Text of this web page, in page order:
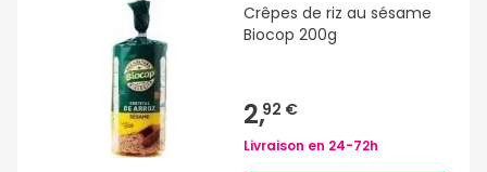
Crêpes de riz au sésame
Biocop 200g
2,92 €
Livraison en 24-72h